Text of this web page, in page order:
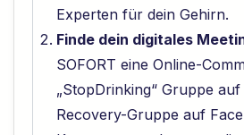
Experten für dein Gehirn.
Finde dein digitales
SOFORT eine Online-
„StopDrinking“ Gruppe auf
Recovery-Gruppe auf